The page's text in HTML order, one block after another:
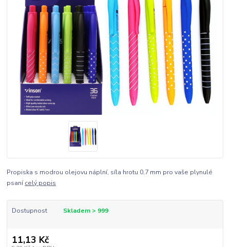
Propiska s modrou olejovu náplní, síla hrotu 0,7 mm pro vaše plynulé
psanícelý popis
Dostupnost Skladem > 999
11,13 Kč